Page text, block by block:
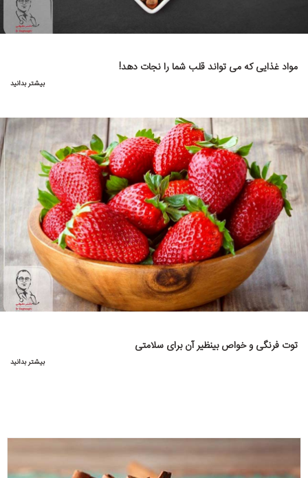
مواد غذایی که می تواند قلب شما را نجات دهد!
بیشتر بدانید
توت فرنگی و خواص بینظیر آن برای سلامتی
بیشتر بدانید